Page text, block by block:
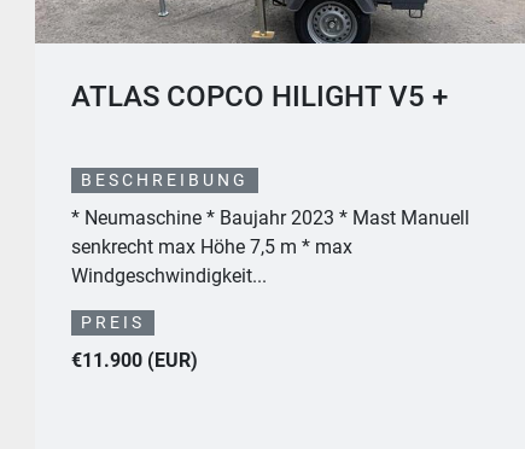
LEICHTGUTSCHAUFEL FÜR
BESCHREIBUNG
Leichtgutschaufel passend für Volvo L180 D/E
PREIS